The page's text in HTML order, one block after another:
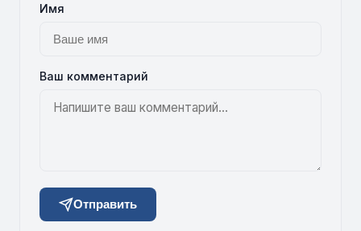
Имя
Ваш комментарий
Отправить